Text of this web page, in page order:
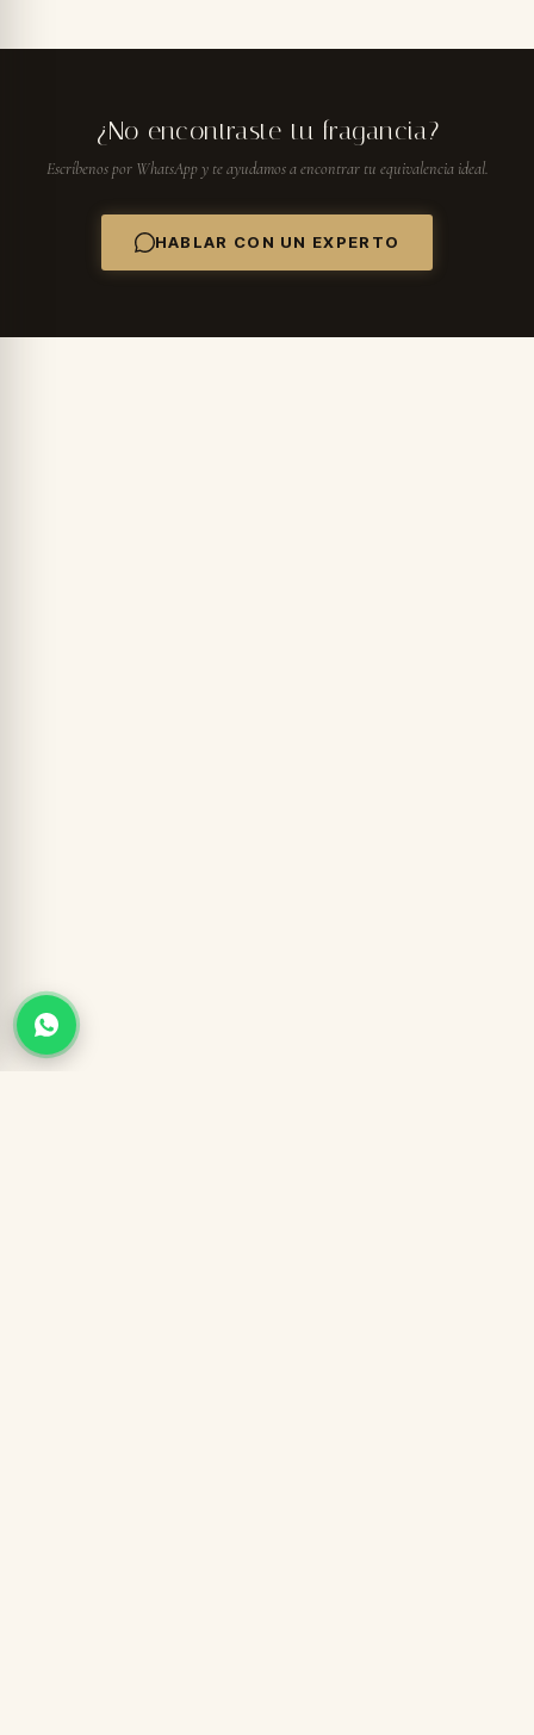
¿No encontraste tu fragancia?
Escríbenos por WhatsApp y te ayudamos a encontrar tu equivalencia ideal.
HABLAR CON UN EXPERTO